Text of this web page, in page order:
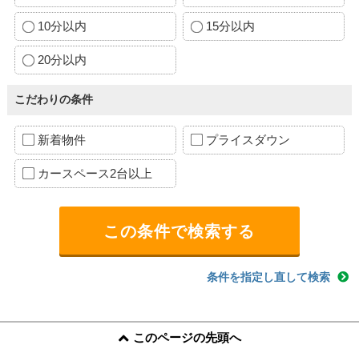
10分以内 15分以内
20分以内
こだわりの条件
新着物件 プライスダウン
カースペース2台以上
条件を指定し直して検索
このページの先頭へ